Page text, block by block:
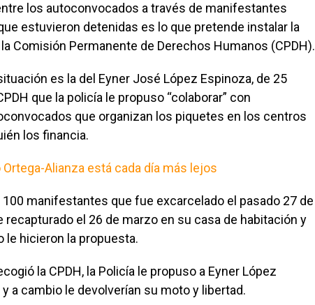
los autoconvocados a través de manifestantes
estuvieron detenidas es lo que pretende instalar la
Comisión Permanente de Derechos Humanos (CPDH).
es la del Eyner José López Espinoza, de 25
que la policía le propuso “colaborar” con
que organizan los piquetes en los centros
los financia.
Alianza está cada día más lejos
manifestantes que fue excarcelado el pasado 27 de
el 26 de marzo en su casa de habitación y
le hicieron la propuesta.
la CPDH, la Policía le propuso a Eyner López
a cambio le devolverían su moto y libertad.